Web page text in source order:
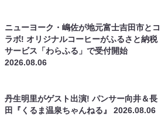
ニューヨーク・嶋佐が地元富士吉田市とコ
ラボ! オリジナルコーヒーがふるさと納税
サービス「わらふる」で受付開始
2026.08.06
丹生明里がゲスト出演! パンサー向井＆長
田『くるま温泉ちゃんねる』2026.08.06